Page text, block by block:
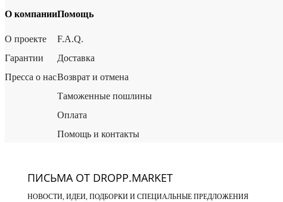
О компании
О проекте
Гарантии
Пресса о нас
Помощь
F.A.Q.
Доставка
Возврат и отмена
Таможенные пошлины
Оплата
Помощь и контакты
ПИСЬМА ОТ DROPP.MARKET
НОВОСТИ, ИДЕИ, ПОДБОРКИ И СПЕЦИАЛЬНЫЕ ПРЕДЛОЖЕНИЯ